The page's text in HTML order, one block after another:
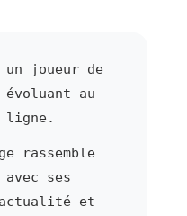
joueur de
au
ligne.
rassemble
ses
et